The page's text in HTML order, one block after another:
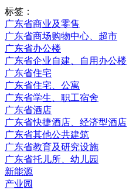
标签：
广东省商业及零售
广东省商场购物中心、超市
广东省办公楼
广东省企业自建、自用办公楼
广东省住宅
广东省住宅、公寓
广东省学生、职工宿舍
广东省酒店
广东省快捷酒店、经济型酒店
广东省其他公共建筑
广东省教育及研究设施
广东省托儿所、幼儿园
新能源
产业园